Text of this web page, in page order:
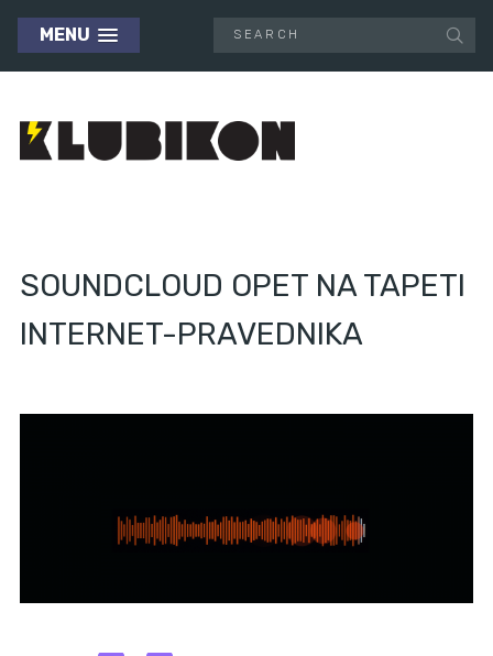
MENU
SOUNDCLOUD OPET NA TAPETI
INTERNET-PRAVEDNIKA